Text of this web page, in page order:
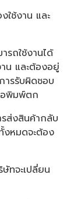
ใช้งาน และ
รถใช้งานได้
น และต้องอยู่
รรับผิดชอบ
อพิมพ์ตก
ส่งสินค้ากลับ
งหมดจะต้อง
ทจะเปลี่ยน